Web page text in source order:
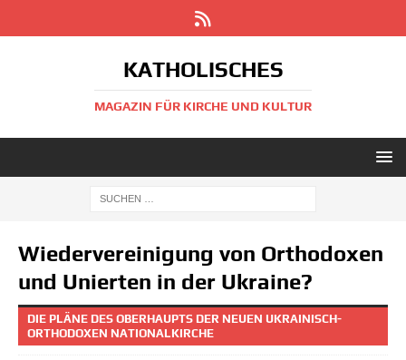
KATHOLISCHES
MAGAZIN FÜR KIRCHE UND KULTUR
Wiedervereinigung von Orthodoxen
und Unierten in der Ukraine?
DIE PLÄNE DES OBERHAUPTS DER NEUEN UKRAINISCH-
ORTHODOXEN NATIONALKIRCHE